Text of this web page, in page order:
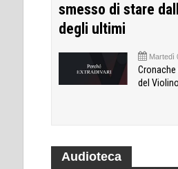
smesso di stare
degli ultimi
Martedì
del Violino
Audioteca